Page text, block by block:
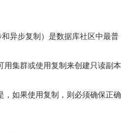
异步复制）是数据库社区中最普
用集群或使用复制来创建只读副本
，如果使用复制，则必须确保正确